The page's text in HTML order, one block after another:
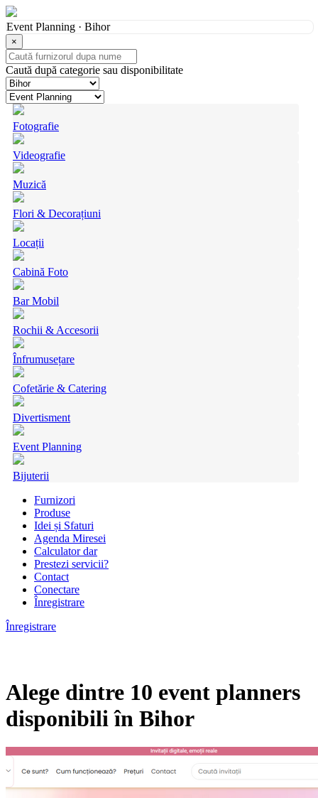
Event Planning · Bihor
×
Caută după categorie sau disponibilitate
Fotografie
Videografie
Muzică
Flori & Decorațiuni
Locații
Cabină Foto
Bar Mobil
Rochii & Accesorii
Înfrumusețare
Cofetărie & Catering
Divertisment
Event Planning
Bijuterii
Furnizori
Produse
Idei și Sfaturi
Agenda Miresei
Calculator dar
Prestezi servicii?
Contact
Conectare
Înregistrare
Înregistrare
Alege dintre 10 event planners
disponibili în Bihor